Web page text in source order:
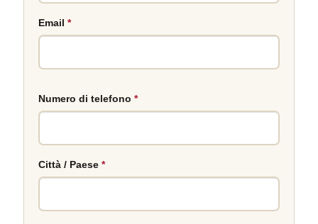
Email *
Numero di telefono *
Città / Paese *